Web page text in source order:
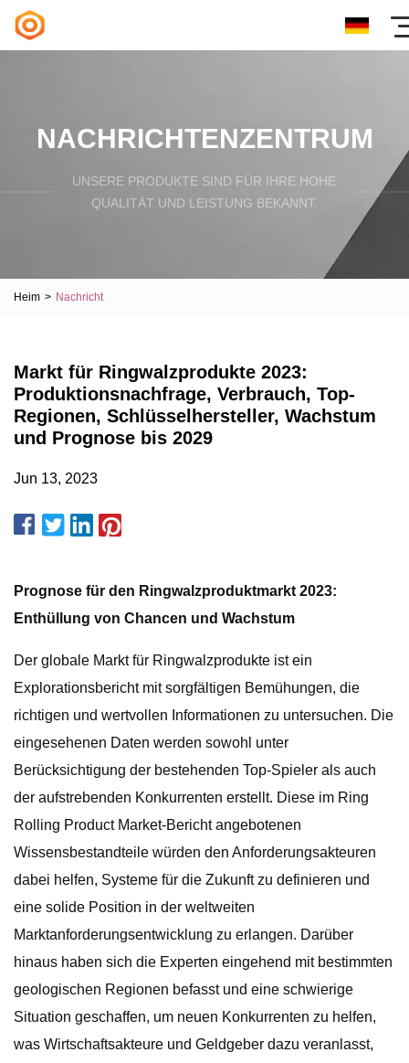
NACHRICHTENZENTRUM
UNSERE PRODUKTE SIND FÜR IHRE HOHE
QUALITÄT UND LEISTUNG BEKANNT.
Heim > Nachricht
Markt für Ringwalzprodukte 2023:
Produktionsnachfrage, Verbrauch, Top-
Regionen, Schlüsselhersteller, Wachstum
und Prognose bis 2029
Jun 13, 2023
Prognose für den Ringwalzproduktmarkt 2023:
Enthüllung von Chancen und Wachstum
Der globale Markt für Ringwalzprodukte ist ein
Explorationsbericht mit sorgfältigen Bemühungen, die
richtigen und wertvollen Informationen zu untersuchen. Die
eingesehenen Daten werden sowohl unter
Berücksichtigung der bestehenden Top-Spieler als auch
der aufstrebenden Konkurrenten erstellt. Diese im Ring
Rolling Product Market-Bericht angebotenen
Wissensbestandteile würden den Anforderungsakteuren
dabei helfen, Systeme für die Zukunft zu definieren und
eine solide Position in der weltweiten
Marktanforderungsentwicklung zu erlangen. Darüber
hinaus haben sich die Experten eingehend mit bestimmten
geologischen Regionen befasst und eine schwierige
Situation geschaffen, um neuen Konkurrenten zu helfen,
was Wirtschaftsakteure und Geldgeber dazu veranlasst,